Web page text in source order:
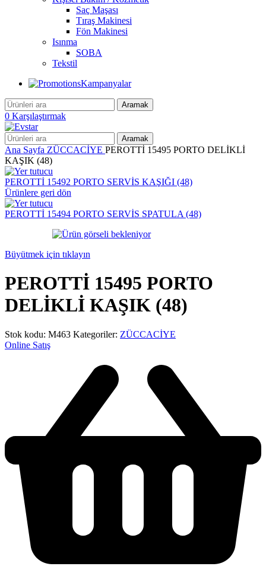
Saç Maşası
Tıraş Makinesi
Fön Makinesi
Isınma
SOBA
Tekstil
Kampanyalar
Aramak
0 Karşılaştırmak
Aramak
Ana Sayfa ZÜCCACİYE PEROTTİ 15495 PORTO DELİKLİ
KAŞIK (48)
PEROTTİ 15492 PORTO SERVİS KAŞIĞI (48)
Ürünlere geri dön
PEROTTİ 15494 PORTO SERVİS SPATULA (48)
Büyütmek için tıklayın
PEROTTİ 15495 PORTO
DELİKLİ KAŞIK (48)
Stok kodu: M463 Kategoriler: ZÜCCACİYE
Online Satış